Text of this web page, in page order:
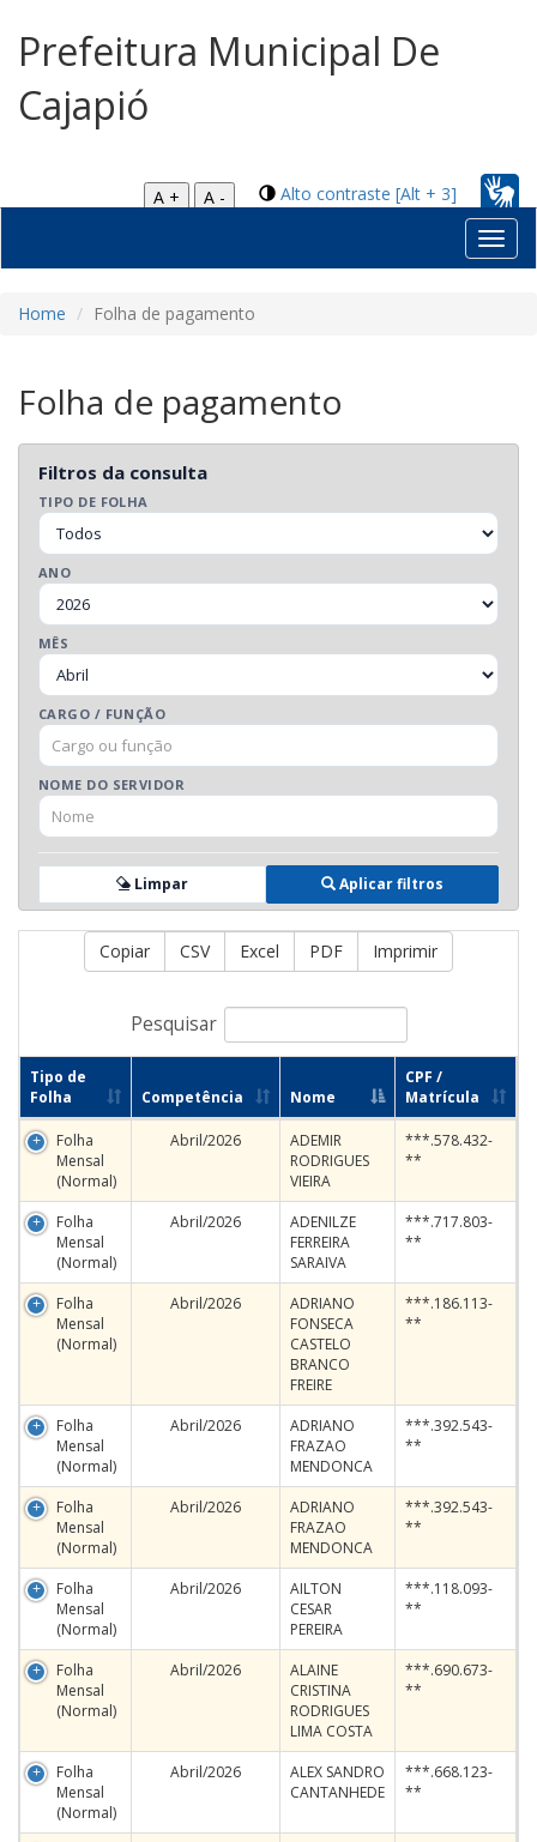
Prefeitura Municipal De
Cajapió
Alto contraste [Alt + 3]
A +
A -
Home Folha de pagamento
Folha de pagamento
Filtros da consulta
TIPO DE FOLHA
ANO
MÊS
CARGO / FUNÇÃO
NOME DO SERVIDOR
Limpar Aplicar filtros
Copiar CSV Excel PDF Imprimir
Pesquisar
Tipo de
Folha
Competência Nome
CPF /
Matrícula
Folha
Mensal
(Normal)
Abril/2026
ADEMIR
RODRIGUES
VIEIRA
***.578.432-
**
Folha
Mensal
(Normal)
Abril/2026
ADENILZE
FERREIRA
SARAIVA
***.717.803-
**
Folha
Mensal
(Normal)
Abril/2026
ADRIANO
FONSECA
CASTELO
BRANCO
FREIRE
***.186.113-
**
Folha
Mensal
(Normal)
Abril/2026
ADRIANO
FRAZAO
MENDONCA
***.392.543-
**
Folha
Mensal
(Normal)
Abril/2026
ADRIANO
FRAZAO
MENDONCA
***.392.543-
**
Folha
Mensal
(Normal)
Abril/2026
AILTON
CESAR
PEREIRA
***.118.093-
**
Folha
Mensal
(Normal)
Abril/2026
ALAINE
CRISTINA
RODRIGUES
LIMA COSTA
***.690.673-
**
Folha
Mensal
(Normal)
Abril/2026
ALEX SANDRO
CANTANHEDE
***.668.123-
**